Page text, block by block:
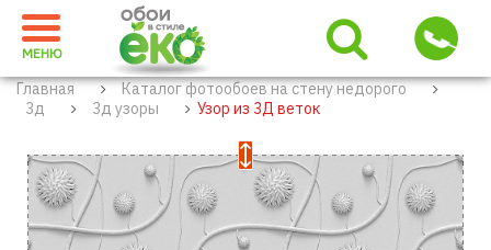
МЕНЮ
Главная
Каталог фотообоев на стену недорого
3д
3д узоры Узор из 3Д веток